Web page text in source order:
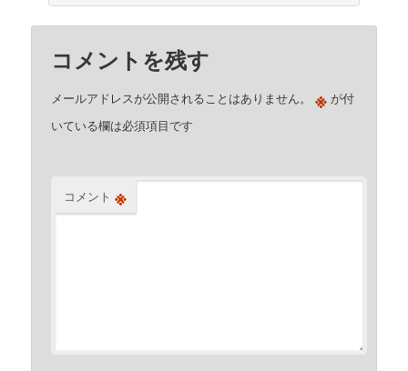
コメントを残す
メールアドレスが公開されることはありません。 ※ が付
いている欄は必須項目です
コメント ※